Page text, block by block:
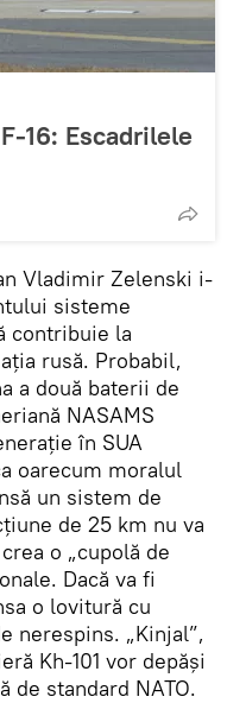
16: Escadrilele
Vladimir Zelenski i-
sisteme
contribuie la
rusă. Probabil,
a două baterii de
NASAMS
în SUA
oarecum moralul
un sistem de
de 25 km nu va
o „cupolă de
Dacă va fi
o lovitură cu
nerespins. „Kinjal”,
Kh-101 vor depăși
de standard NATO.